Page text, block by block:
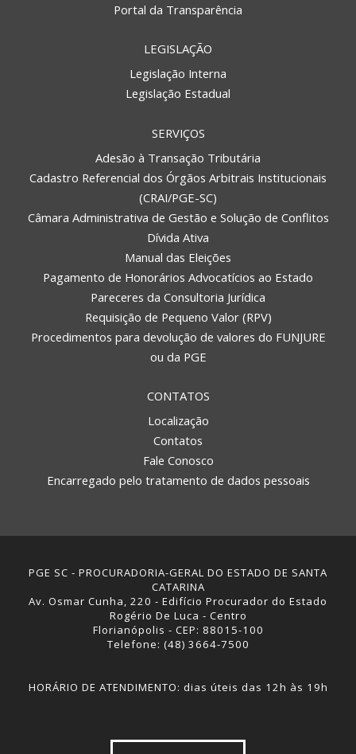
Portal da Transparência
LEGISLAÇÃO
Legislação Interna
Legislação Estadual
SERVIÇOS
Adesão à Transação Tributária
Cadastro Referencial dos Órgãos Arbitrais Institucionais
(CRAI/PGE-SC)
Câmara Administrativa de Gestão e Solução de Conflitos
Dívida Ativa
Manual das Eleições
Pagamento de Honorários Advocatícios ao Estado
Pareceres da Consultoria Jurídica
Requisição de Pequeno Valor (RPV)
Procedimentos para devolução de valores do FUNJURE
ou da PGE
CONTATOS
Localização
Contatos
Fale Conosco
Encarregado pelo tratamento de dados pessoais
PGE SC - PROCURADORIA-GERAL DO ESTADO DE SANTA
CATARINA
Av. Osmar Cunha, 220 - Edifício Procurador do Estado
Rogério De Luca - Centro
Florianópolis - CEP: 88015-100
Telefone: (48) 3664-7500
HORÁRIO DE ATENDIMENTO: dias úteis das 12h às 19h